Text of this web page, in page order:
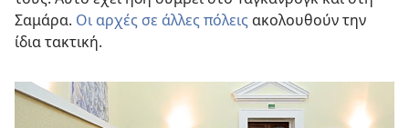
Σαμάρα. Οι αρχές σε άλλες πόλεις ακολουθούν την
ίδια τακτική.